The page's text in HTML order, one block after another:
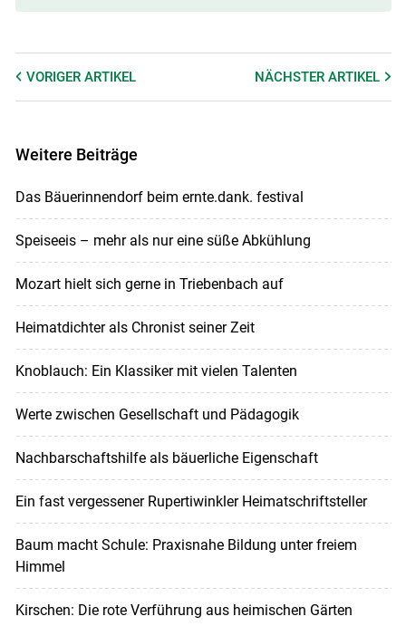
VORIGER ARTIKEL NÄCHSTERARTIKEL
Weitere Beiträge
Das Bäuerinnendorf beim ernte.dank. festival
Speiseeis – mehr als nur eine süße Abkühlung
Mozart hielt sich gerne in Triebenbach auf
Heimatdichter als Chronist seiner Zeit
Knoblauch: Ein Klassiker mit vielen Talenten
Werte zwischen Gesellschaft und Pädagogik
Nachbarschaftshilfe als bäuerliche Eigenschaft
Ein fast vergessener Rupertiwinkler Heimatschriftsteller
Baum macht Schule: Praxisnahe Bildung unter freiem
Himmel
Kirschen: Die rote Verführung aus heimischen Gärten